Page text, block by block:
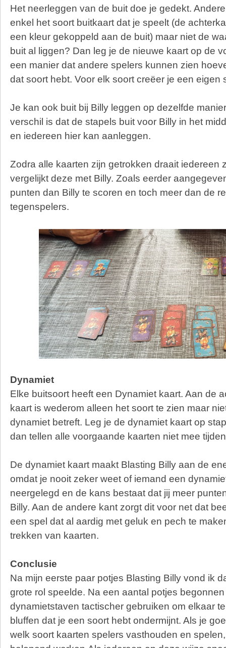
Het neerleggen van de buit doe je gedekt.
enkel het soort buitkaart dat je speelt (de
een kleur gekoppeld aan de buit) maar niet de
buit al liggen? Dan leg je de nieuwe kaart op de
een manier dat andere spelers kunnen zien
dat soort hebt. Voor elk soort creëer je een eigen
Je kan ook buit bij Billy leggen op dezelfde
verschil is dat de stapels buit voor Billy in het
en iedereen hier kan aanleggen.
Zodra alle kaarten zijn getrokken draait iedereen
vergelijkt deze met Billy. Zoals eerder
punten dan Billy te scoren en toch meer dan de
tegenspelers.
Dynamiet
Elke buitsoort heeft een Dynamiet kaart. Aan de
kaart is wederom alleen het soort te zien maar
dynamiet betreft. Leg je de dynamiet kaart op
dan tellen alle voorgaande kaarten niet mee
De dynamiet kaart maakt Blasting Billy aan de
omdat je nooit zeker weet of iemand een
neergelegd en de kans bestaat dat jij meer
Billy. Aan de andere kant zorgt dit voor net dat
een spel dat al aardig met geluk en pech te
trekken van kaarten.
Conclusie
Na mijn eerste paar potjes Blasting Billy vond ik
grote rol speelde. Na een aantal potjes
dynamietstaven tactischer gebruiken om elkaar
bluffen dat je een soort hebt ondermijnt. Als je
welk soort kaarten spelers vasthouden en